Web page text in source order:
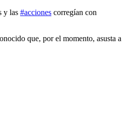
y las #acciones corregían con
que, por el momento, asusta a